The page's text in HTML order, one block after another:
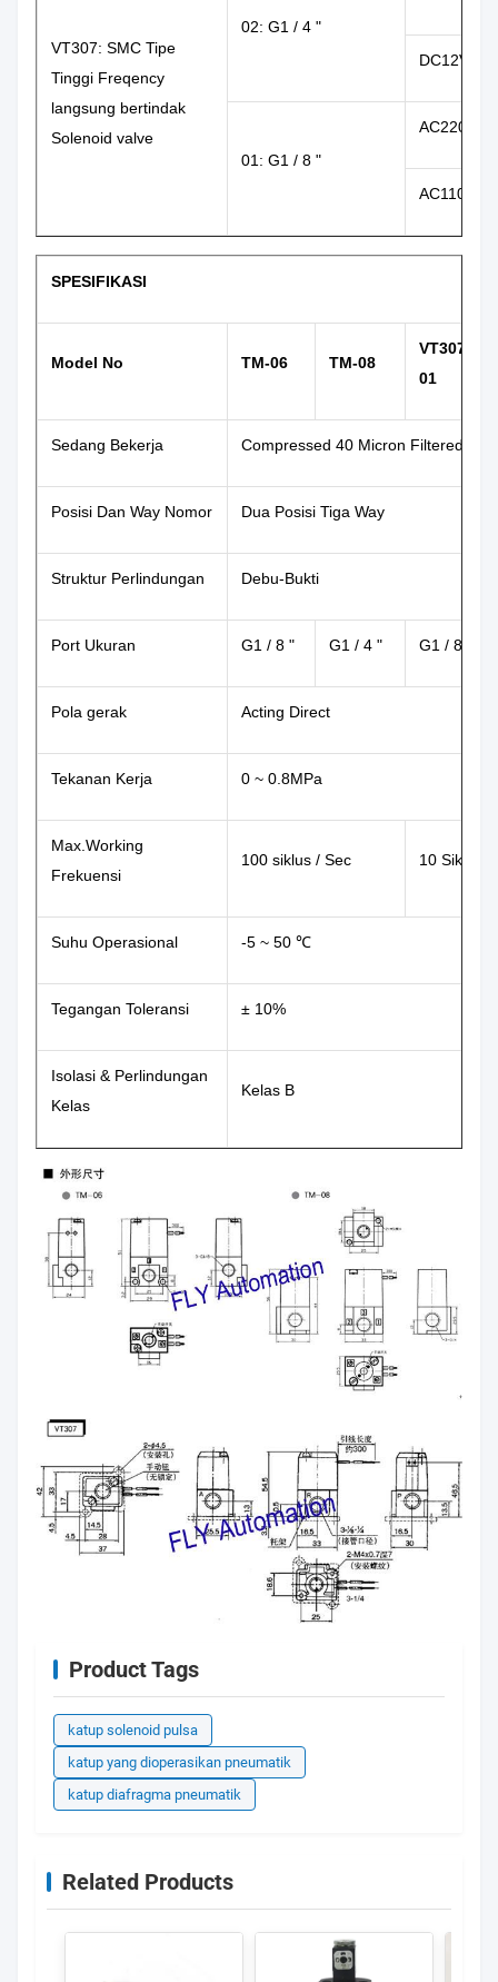
VT307: SMC Tipe
Tinggi Freqency
langsung bertindak
Solenoid valve
02: G1 / 4 "
DC12V:
01: G1 / 8 "
AC220V:
AC110V:
SPESIFIKASI
Model No TM-06 TM-08
VT307-
01
Sedang Bekerja Compressed 40 Micron Filtered Air
Posisi Dan Way Nomor Dua Posisi Tiga Way
Struktur Perlindungan Debu-Bukti
Port Ukuran G1 / 8 " G1 / 4 " G1 / 8 "
Pola gerak Acting Direct
Tekanan Kerja 0 ~ 0.8MPa
Max.Working
Frekuensi
100 siklus / Sec 10 Siklus /
Suhu Operasional -5 ~ 50 ℃
Tegangan Toleransi ± 10%
Isolasi & Perlindungan
Kelas
Kelas B
Product Tags
katup solenoid pulsa
katup yang dioperasikan pneumatik
katup diafragma pneumatik
Related Products